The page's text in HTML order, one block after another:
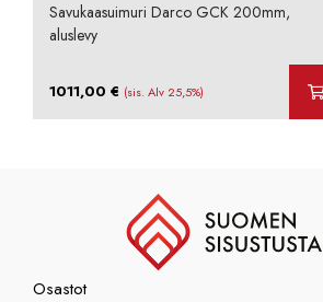
Savukaasuimuri Darco GCK 200mm,
aluslevy
1011,00€ (sis. Alv 25,5%)
Osastot